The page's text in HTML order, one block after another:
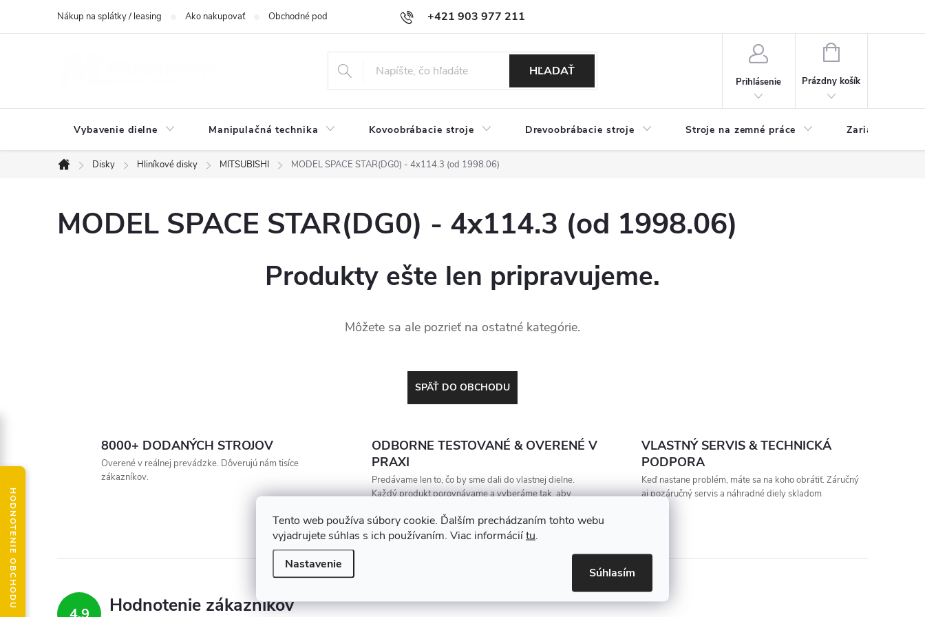
Tento web používa súbory cookie. Ďalším prechádzaním tohto webu
vyjadrujete súhlas s ich používaním. Viac informáciítu.
Nastavenie
Súhlasím
+421 903 977 211
Nákup na splátky / leasing Ako nakupovať Obchodné podmienky Podmienky ochrany osobných údajov
HĽADAŤ
Prihlásenie
NÁKUPNÝ
Prázdny košík
Vybavenie dielne Manipulačná technika Kovoobrábacie stroje Drevoobrábacie stroje Stroje na zemné práce Zariadenia na
Domov
Disky Hliníkové disky MITSUBISHI MODEL SPACE STAR(DG0) - 4x114.3 (od 1998.06)
MODEL SPACE STAR(DG0) - 4x114.3 (od 1998.06)
Produkty ešte len pripravujeme.
Môžete sa ale pozrieť na ostatné kategórie.
SPÄŤ DO OBCHODU
8000+ DODANÝCH STROJOV
Overené v reálnej prevádzke. Dôverujú nám tisíce
zákazníkov.
ODBORNE TESTOVANÉ & OVERENÉ V
PRAXI
Predávame len to, čo by sme dali do vlastnej dielne.
Každý produkt porovnávame a vyberáme tak, aby
VLASTNÝ SERVIS & TECHNICKÁ
PODPORA
Keď nastane problém, máte sa na koho obrátiť. Záručný
aj pozáručný servis a náhradné diely skladom
Hodnotenie zákazníkov
HODNOTENIE OBCHODU